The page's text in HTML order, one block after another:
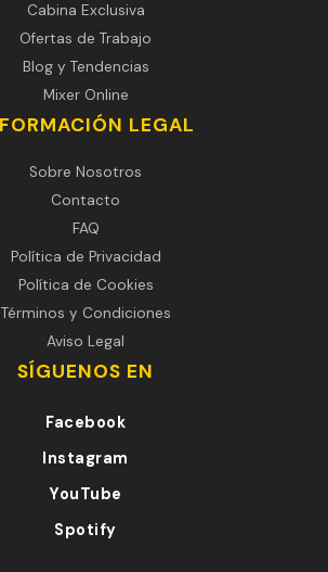
Cabina Exclusiva
Ofertas de Trabajo
Blog y Tendencias
Mixer Online
LEGAL
Sobre Nosotros
Contacto
FAQ
Política de Privacidad
Política de Cookies
Términos y Condiciones
Aviso Legal
SÍGUENOS EN
Facebook
Instagram
YouTube
Spotify